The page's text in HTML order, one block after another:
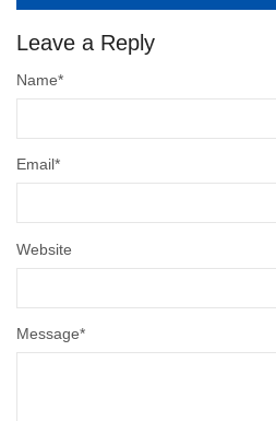
Leave a Reply
Message*
Name*
Email*
Website